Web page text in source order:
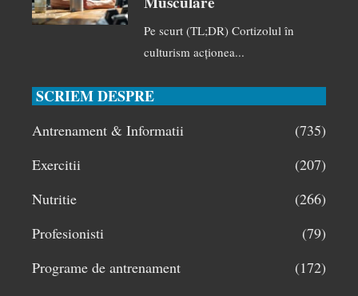
Pe scurt (TL;DR) Cortizolul în
culturism acționea...
SCRIEM DESPRE
Antrenament & Informatii
(735)
Exercitii
(207)
Nutritie
(266)
Profesionisti
(79)
Programe de antrenament
(172)